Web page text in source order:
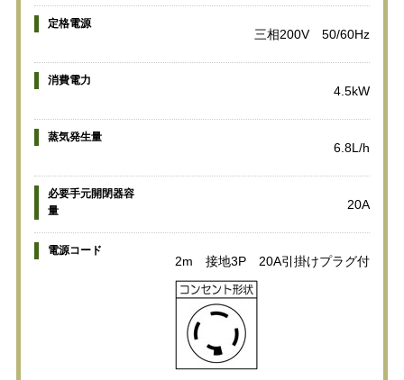
定格電源
三相200V 50/60Hz
消費電力
4.5kW
蒸気発生量
6.8L/h
必要手元開閉器容
量
20A
電源コード
2m 接地3P 20A引掛けプラグ付